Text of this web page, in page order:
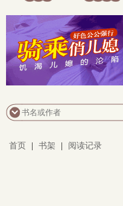
首页 书架 阅读记录